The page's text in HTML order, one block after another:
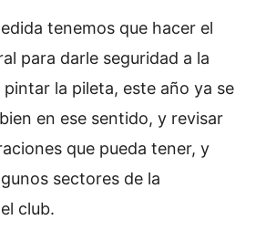
tenemos que hacer el
para darle seguridad a la
la pileta, este año ya se
en ese sentido, y revisar
que pueda tener, y
sectores de la
club.